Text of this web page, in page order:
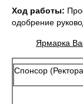
Ход работы:
одобрение
Ярмарка
Спонсор